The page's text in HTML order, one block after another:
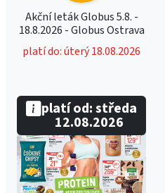
Akční leták Globus 5.8. -
18.8.2026 - Globus Ostrava
platí do: úterý 18.08.2026
platí od: středa
12.08.2026